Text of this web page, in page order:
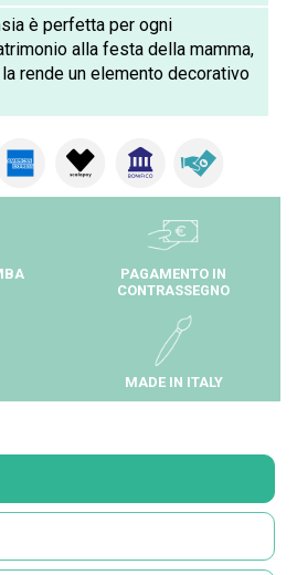
è perfetta per ogni
alla festa della mamma,
rende un elemento decorativo
PAGAMENTO IN
CONTRASSEGNO
MADE IN ITALY